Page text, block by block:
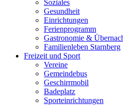
Soziales
Gesundheit
Einrichtungen
Ferienprogramm
Gastronomie &
Familienleben Starnberg
Freizeit und Sport
Vereine
Gemeindebus
Geschirrmobil
Badeplatz
Sporteinrichtungen